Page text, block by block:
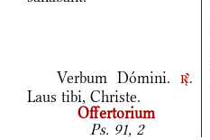
Verbum Dómini.
r.
Laus tibi, Christe.
Offertorium
Ps. 91, 2